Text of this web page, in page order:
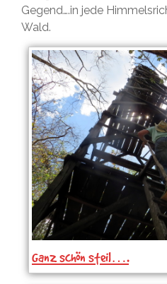
Gegend….in jede
Wald.
Ganz schön steil….